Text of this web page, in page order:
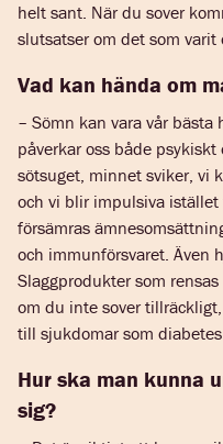
helt sant. När du sover
slutsatser om det som varit
Vad kan hända om
– Sömn kan vara vår
påverkar oss både
sötsuget, minnet sviker, vi
och vi blir impulsiva
försämras
och immunförsvaret. Även
Slaggprodukter som
om du inte sover
till sjukdomar som
Hur ska man kunna
sig?